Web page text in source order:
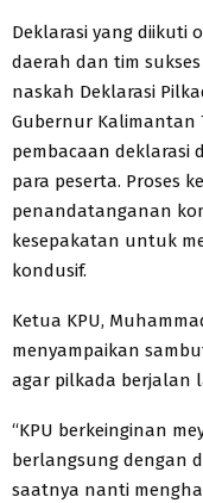
Deklarasi yang diikuti
daerah dan tim
naskah Deklarasi
Gubernur Kalimantan
pembacaan deklarasi
para peserta. Proses
penandatanganan
kesepakatan untuk
kondusif.
Ketua KPU,
menyampaikan
agar pilkada berjalan
“KPU berkeinginan
berlangsung dengan
saatnya nanti